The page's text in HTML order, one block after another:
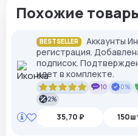
Похожие
BESTSELLER
Аккаунты
регистрация.
подписок.
идет в комплекте.
10 0%
2%
35,70 ₽